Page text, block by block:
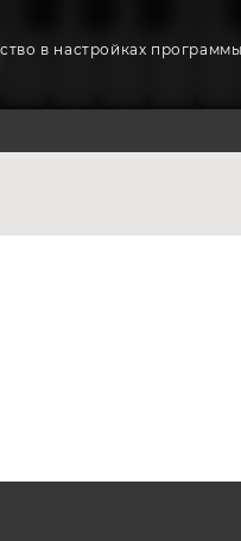
в настройках